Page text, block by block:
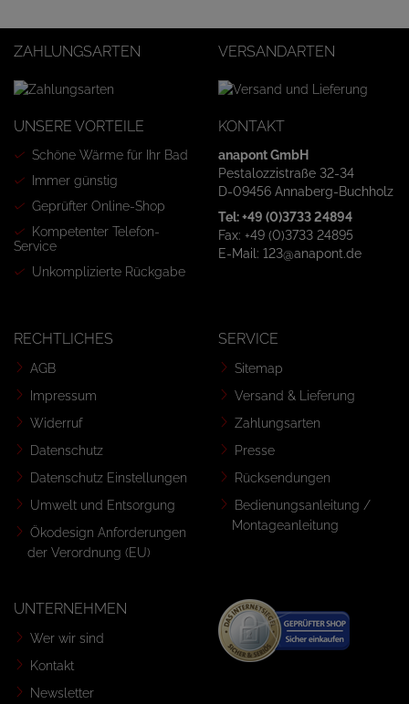
ZAHLUNGSARTEN VERSANDARTEN
UNSERE VORTEILE
Schöne Wärme für Ihr Bad
Immer günstig
Geprüfter Online-Shop
Kompetenter Telefon-
Service
Unkomplizierte Rückgabe
KONTAKT
anapont GmbH
Pestalozzistraße 32-34
D-09456 Annaberg-Buchholz
Tel: +49 (0)3733 24894
Fax: +49 (0)3733 24895
E-Mail: 123@anapont.de
RECHTLICHES
AGB
Impressum
Widerruf
Datenschutz
Datenschutz Einstellungen
Umwelt und Entsorgung
Ökodesign Anforderungen
der Verordnung (EU)
SERVICE
Sitemap
Versand & Lieferung
Zahlungsarten
Presse
Rücksendungen
Bedienungsanleitung /
Montageanleitung
UNTERNEHMEN
Wer wir sind
Kontakt
Newsletter